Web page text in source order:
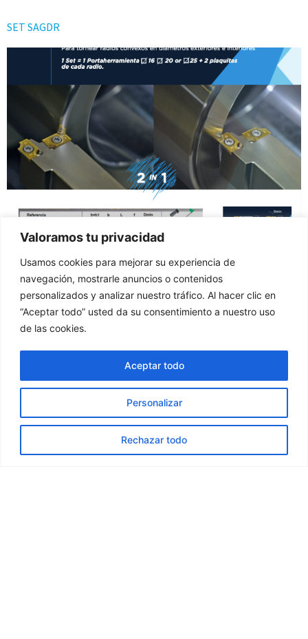
Valoramos tu privacidad
Usamos cookies para mejorar su experiencia de
navegación, mostrarle anuncios o contenidos
personalizados y analizar nuestro tráfico. Al hacer clic en
“Aceptar todo” usted da su consentimiento a nuestro uso
de las cookies.
Personalizar
Rechazar todo
Aceptar todo
SET SAGDR
Descargar pdf
Siguiente
Tienda Online
Catálogos
2D/3D
Contacto